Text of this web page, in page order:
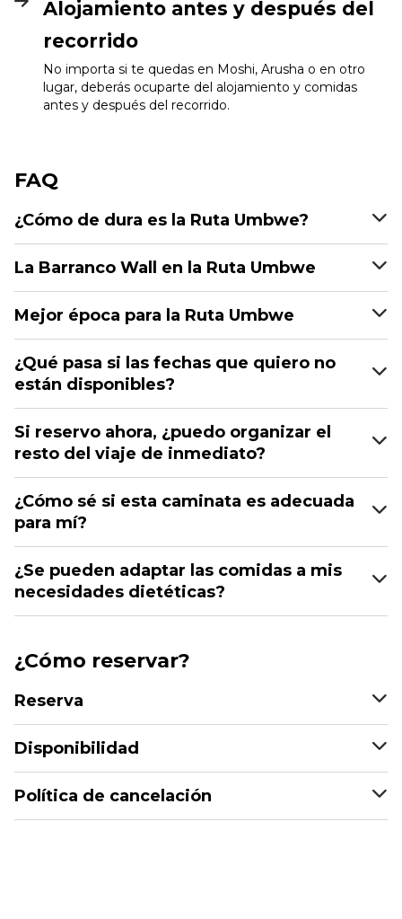
Alojamiento antes y después del
recorrido
No importa si te quedas en Moshi, Arusha o en otro
lugar, deberás ocuparte del alojamiento y comidas
antes y después del recorrido.
FAQ
¿Cómo de dura es la Ruta Umbwe?
La Barranco Wall en la Ruta Umbwe
Mejor época para la Ruta Umbwe
¿Qué pasa si las fechas que quiero no
están disponibles?
Si reservo ahora, ¿puedo organizar el
resto del viaje de inmediato?
¿Cómo sé si esta caminata es adecuada
para mí?
¿Se pueden adaptar las comidas a mis
necesidades dietéticas?
¿Cómo reservar?
Reserva
Disponibilidad
Política de cancelación